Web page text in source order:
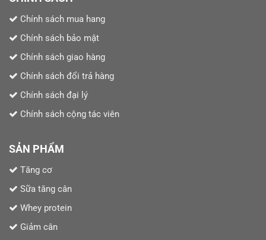
Chính sách mua hang
Chính sách bảo mật
Chính sách giao hàng
Chính sách đổi trả hàng
Chính sách đại lý
Chính sách cộng tác viên
SẢN PHẨM
Tăng cơ
Sữa tăng cân
Whey protein
Giảm cân